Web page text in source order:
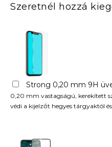
Szeretnél hozzá
Strong 0,20 mm 9H
0,20 mm vastagságú, kerekített
védi a kijelzőt hegyes tárgyaktól